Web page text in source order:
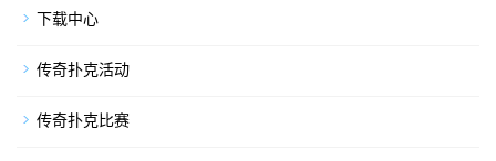
下载中心
传奇扑克活动
传奇扑克比赛